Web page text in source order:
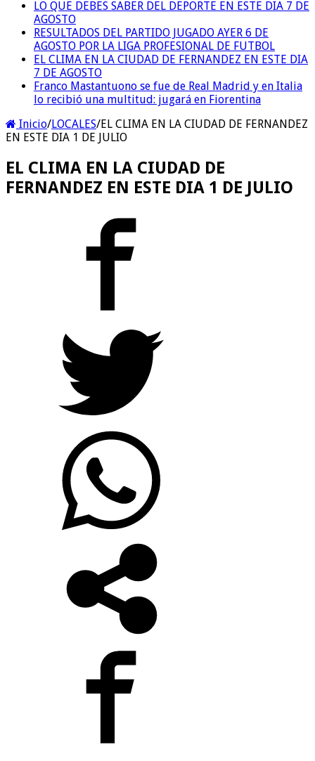
LO QUE DEBES SABER DEL DEPORTE EN ESTE DIA 7 DE
AGOSTO
RESULTADOS DEL PARTIDO JUGADO AYER 6 DE
AGOSTO POR LA LIGA PROFESIONAL DE FUTBOL
EL CLIMA EN LA CIUDAD DE FERNANDEZ EN ESTE DIA
7 DE AGOSTO
Franco Mastantuono se fue de Real Madrid y en Italia
lo recibió una multitud: jugará en Fiorentina
Inicio/LOCALES/EL CLIMA EN LA CIUDAD DE FERNANDEZ
EN ESTE DIA 1 DE JULIO
EL CLIMA EN LA CIUDAD DE
FERNANDEZ EN ESTE DIA 1 DE JULIO